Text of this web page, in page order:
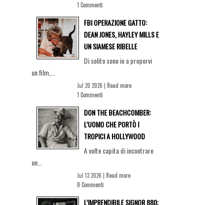
1 Commenti
FBI OPERAZIONE GATTO:
DEAN JONES, HAYLEY MILLS E
UN SIAMESE RIBELLE
Di solito sono io a proporvi
un film,...
Jul 20 2026 | Read more
1 Commenti
DON THE BEACHCOMBER:
L’UOMO CHE PORTÒ I
TROPICI A HOLLYWOOD
A volte capita di incontrare
un...
Jul 13 2026 | Read more
0 Commenti
L’IMPRENDIBILE SIGNOR 880: